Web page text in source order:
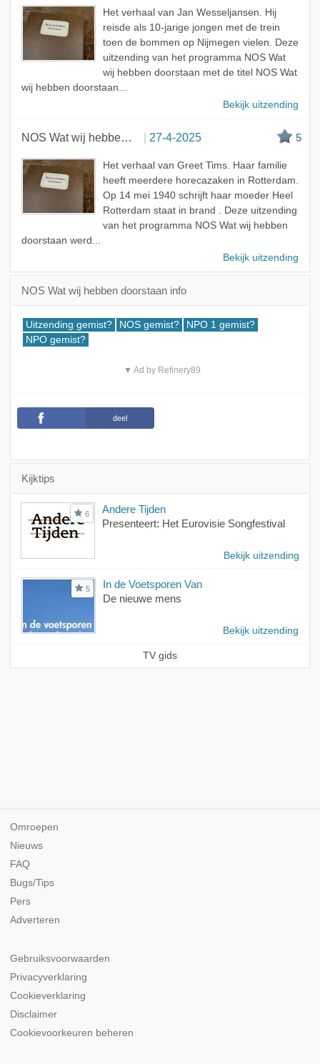
Het verhaal van Jan Wesseljansen. Hij
reisde als 10-jarige jongen met de trein
toen de bommen op Nijmegen vielen. Deze
uitzending van het programma NOS Wat
wij hebben doorstaan met de titel NOS Wat
wij hebben doorstaan...
Bekijk uitzending
NOS Wat wij hebben doorstaan 27-4-2025 5
Het verhaal van Greet Tims. Haar familie
heeft meerdere horecazaken in Rotterdam.
Op 14 mei 1940 schrijft haar moeder Heel
Rotterdam staat in brand . Deze uitzending
van het programma NOS Wat wij hebben
doorstaan werd...
Bekijk uitzending
NOS Wat wij hebben doorstaan info
Uitzending gemist? NOS gemist?
NPO 1 gemist?
NPO gemist?
▼ Ad by Refinery89
deel
Kijktips
6
Andere Tijden
Presenteert: Het Eurovisie Songfestival
Bekijk uitzending
5
In de Voetsporen Van
De nieuwe mens
Bekijk uitzending
TV gids
Omroepen
Nieuws
FAQ
Bugs/Tips
Pers
Adverteren
Gebruiksvoorwaarden
Privacyverklaring
Cookieverklaring
Disclaimer
Cookievoorkeuren beheren